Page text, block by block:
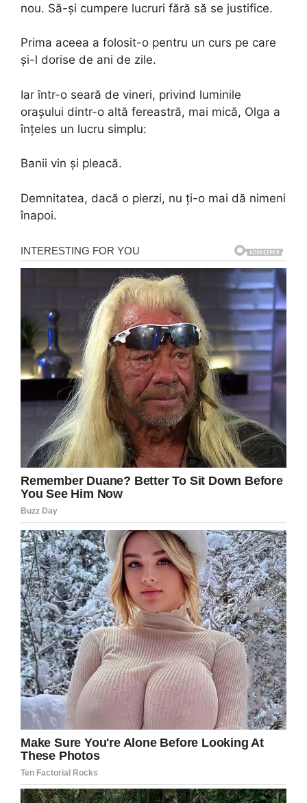
nou. Să-și cumpere lucruri fără să se justifice.
Prima aceea a folosit-o pentru un curs pe care
și-l dorise de ani de zile.
Iar într-o seară de vineri, privind luminile
orașului dintr-o altă fereastră, mai mică, Olga a
înțeles un lucru simplu:
Banii vin și pleacă.
Demnitatea, dacă o pierzi, nu ți-o mai dă nimeni
înapoi.